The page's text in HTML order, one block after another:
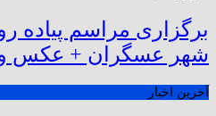
برگزاری مراسم پیاده
شهر عسگران + عکس و
آخرین اخبار